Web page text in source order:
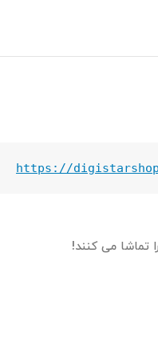
https://
تماشا می کنند!